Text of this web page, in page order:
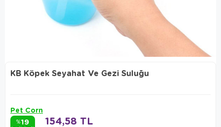
KB Köpek Seyahat Ve Gezi Suluğu
Pet Corn
%19 154,58 TL